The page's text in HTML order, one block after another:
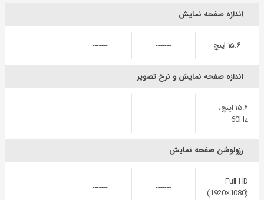
اندازه صفحه نمایش
۱۵.۶ اینچ -------
-------
اندازه صفحه نمایش و نرخ تصویر
۱۵.۶ اینچ،
60Hz
-------
-------
رزولوشن صفحه نمایش
Full HD
(1920×1080)
-------
-------